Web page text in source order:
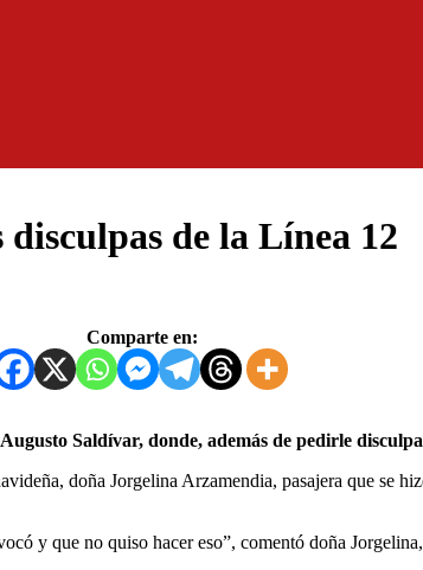
de la Línea 12
Comparte en:
Saldívar, donde, además de pedirle
doña Jorgelina Arzamendia, pasajera que se
y que no quiso hacer eso”, comentó doña